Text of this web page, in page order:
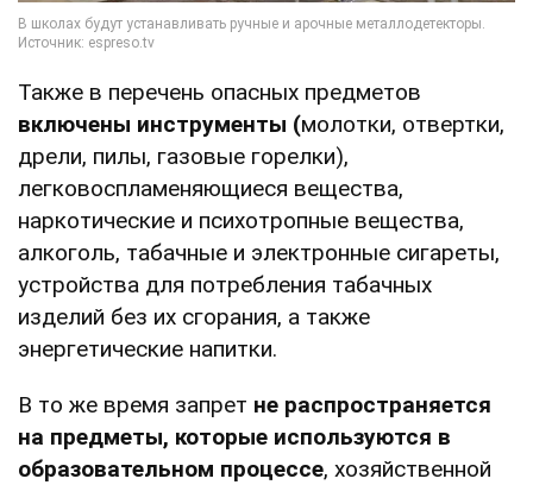
Также в перечень опасных предметов
включены инструменты (молотки, отвертки,
дрели, пилы, газовые горелки),
легковоспламеняющиеся вещества,
наркотические и психотропные вещества,
алкоголь, табачные и электронные сигареты,
устройства для потребления табачных
изделий без их сгорания, а также
энергетические напитки.
В то же время запрет не распространяется
на предметы, которые используются в
образовательном процессе, хозяйственной